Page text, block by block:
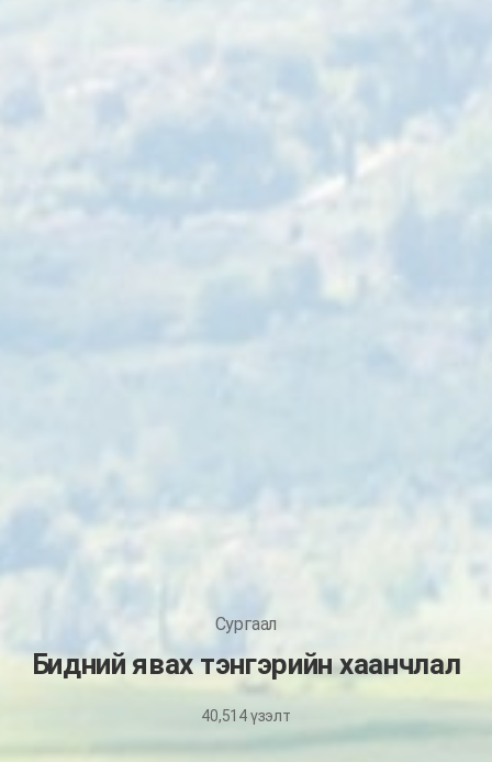
Сургаал
Бидний явах тэнгэрийн хаанчлал
November
40,514үзэлт